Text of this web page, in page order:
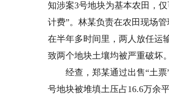
知涉案3号地块为基本农田，
计费”。林某负责在农田现场
在半年多时间里，两人放任运
致两个地块土壤均被严重破坏。
经查，郑某通过出售“土票”
号地块被堆填土压占16.6万余